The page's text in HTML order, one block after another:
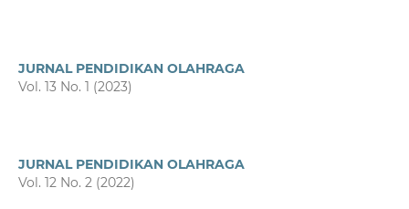
JURNAL PENDIDIKAN OLAHRAGA
Vol. 13 No. 1 (2023)
JURNAL PENDIDIKAN OLAHRAGA
Vol. 12 No. 2 (2022)